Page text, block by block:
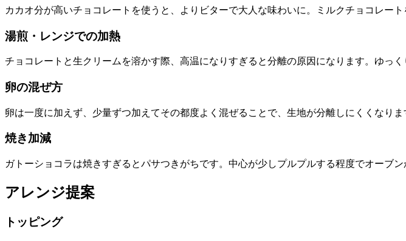
カカオ分が高いチョコレートを使うと、よりビターで大人な味わいに。ミルクチョコレー
湯煎・レンジでの加熱
チョコレートと生クリームを溶かす際、高温になりすぎると分離の原因になります。ゆっ
卵の混ぜ方
卵は一度に加えず、少量ずつ加えてその都度よく混ぜることで、生地が分離しにくくなり
焼き加減
ガトーショコラは焼きすぎるとパサつきがちです。中心が少しプルプルする程度でオーブ
アレンジ提案
トッピング